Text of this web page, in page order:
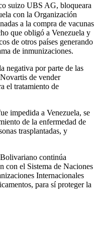
suizo UBS AG, bloqueara
con la Organización
a la compra de vacunas
que obligó a Venezuela y
de otros países generando
de inmunizaciones.
negativa por parte de las
de vender
el tratamiento de
impedida a Venezuela, se
de la enfermedad de
trasplantadas, y
continúa
con el Sistema de Naciones
Internacionales
para sí proteger la